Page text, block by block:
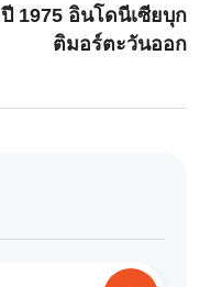
ปี 1975 อินโดนีเซียบุก
ติมอร์ตะวันออก